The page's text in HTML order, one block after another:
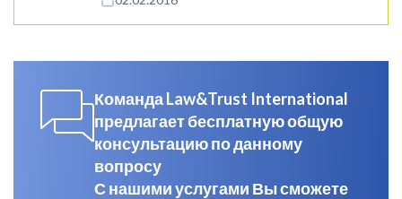
Команда Law&Trust International
предлагает бесплатную общую
консультацию по данному
вопросу
С нашими услугами Вы сможете